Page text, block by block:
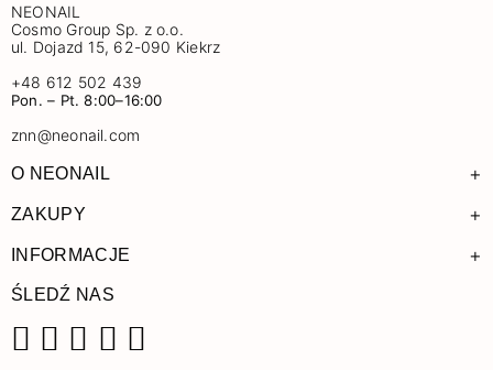
NEONAIL
Cosmo Group Sp. z o.o.
ul. Dojazd 15, 62-090 Kiekrz
+48 612 502 439
Pon. – Pt. 8:00–16:00
znn@neonail.com
O NEONAIL +
ZAKUPY +
INFORMACJE +
ŚLEDŹ NAS